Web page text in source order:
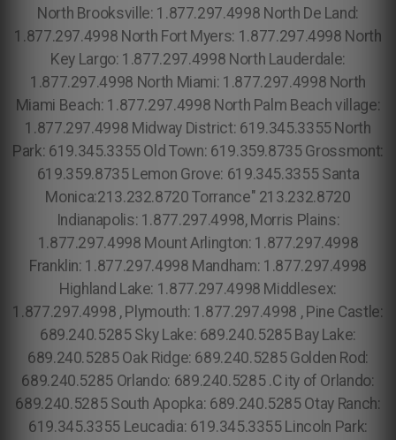
North Brooksville: 1.877.297.4998 North De Land:
1.877.297.4998 North Fort Myers: 1.877.297.4998 North
Key Largo: 1.877.297.4998 North Lauderdale:
1.877.297.4998 North Miami: 1.877.297.4998 North
Miami Beach: 1.877.297.4998 North Palm Beach village:
1.877.297.4998 Midway District: 619.345.3355 North
Park: 619.345.3355 Old Town: 619.359.8735 Grossmont:
619.359.8735 Lemon Grove: 619.345.3355 Santa
Monica:213.232.8720 Torrance" 213.232.8720
Indianapolis: 1.877.297.4998, Morris Plains:
1.877.297.4998 Mount Arlington: 1.877.297.4998
Franklin: 1.877.297.4998 Mandham: 1.877.297.4998
Highland Lake: 1.877.297.4998 Middlesex:
1.877.297.4998 , Plymouth: 1.877.297.4998 , Pine Castle:
689.240.5285 Sky Lake: 689.240.5285 Bay Lake:
689.240.5285 Oak Ridge: 689.240.5285 Golden Rod:
689.240.5285 Orlando: 689.240.5285 .C ity of Orlando:
689.240.5285 South Apopka: 689.240.5285 Otay Ranch:
619.345.3355 Leucadia: 619.345.3355 Lincoln Park: